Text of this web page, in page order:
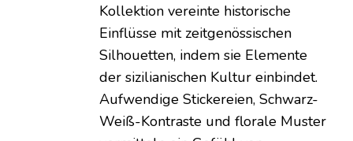
Kollektion vereinte historische
Einflüsse mit zeitgenössischen
Silhouetten, indem sie Elemente
der sizilianischen Kultur einbindet.
Aufwendige Stickereien, Schwarz-
Weiß-Kontraste und florale Muster